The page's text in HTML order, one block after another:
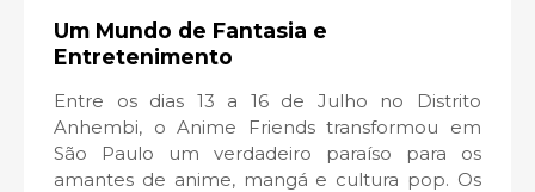
Um Mundo de Fantasia e
Entretenimento
Entre os dias 13 a 16 de Julho no Distrito
Anhembi, o Anime Friends transformou em
São Paulo um verdadeiro paraíso para os
amantes de anime, mangá e cultura pop. Os